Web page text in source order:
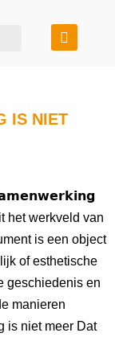
IS NIET
het werkveld van
is een object
of esthetische
geschiedenis en
manieren
is niet meer Dat